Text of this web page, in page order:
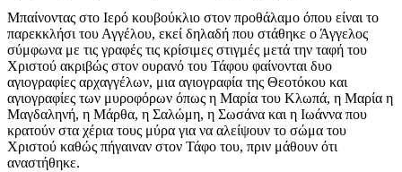
Μπαίνοντας στο Ιερό κουβούκλιο στον προθάλαμο όπου είναι το
παρεκκλήσι του Αγγέλου, εκεί δηλαδή που στάθηκε ο Άγγελος
σύμφωνα με τις γραφές τις κρίσιμες στιγμές μετά την ταφή του
Χριστού ακριβώς στον ουρανό του Τάφου φαίνονται δυο
αγιογραφίες αρχαγγέλων, μια αγιογραφία της Θεοτόκου και
αγιογραφίες των μυροφόρων όπως η Μαρία του Κλωπά, η Μαρία η
Μαγδαληνή, η Μάρθα, η Σαλώμη, η Σωσάνα και η Ιωάννα που
κρατούν στα χέρια τους μύρα για να αλείψουν το σώμα του
Χριστού καθώς πήγαιναν στον Τάφο του, πριν μάθουν ότι
αναστήθηκε.